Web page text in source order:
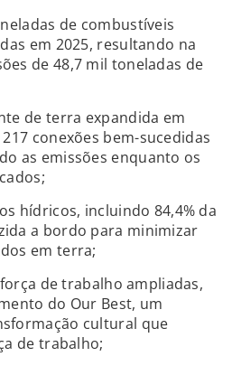
de combustíveis
em 2025, resultando na
de 48,7 mil toneladas de
de terra expandida em
conexões bem-sucedidas
as emissões enquanto os
hídricos, incluindo 84,4% da
a bordo para minimizar
em terra;
de trabalho ampliadas,
do Our Best, um
cultural que
de trabalho;